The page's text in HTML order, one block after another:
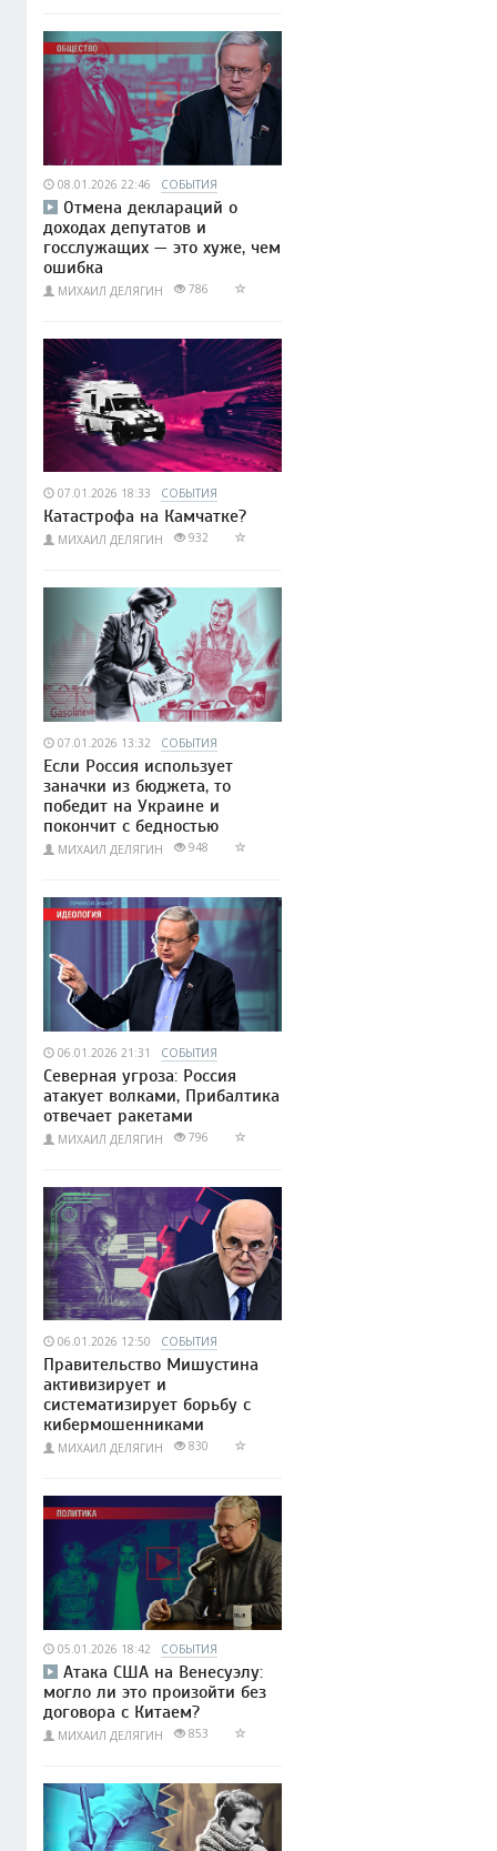
08.01.2026 22:46 СОБЫТИЯ
Отмена деклараций о
доходах депутатов и
госслужащих — это хуже, чем
ошибка
МИХАИЛ ДЕЛЯГИН 786
07.01.2026 18:33 СОБЫТИЯ
Катастрофа на Камчатке?
МИХАИЛ ДЕЛЯГИН 932
07.01.2026 13:32 СОБЫТИЯ
Если Россия использует
заначки из бюджета, то
победит на Украине и
покончит с бедностью
МИХАИЛ ДЕЛЯГИН 948
06.01.2026 21:31 СОБЫТИЯ
Северная угроза: Россия
атакует волками, Прибалтика
отвечает ракетами
МИХАИЛ ДЕЛЯГИН 796
06.01.2026 12:50 СОБЫТИЯ
Правительство Мишустина
активизирует и
систематизирует борьбу с
кибермошенниками
МИХАИЛ ДЕЛЯГИН 830
05.01.2026 18:42 СОБЫТИЯ
Атака США на Венесуэлу:
могло ли это произойти без
договора с Китаем?
МИХАИЛ ДЕЛЯГИН 853